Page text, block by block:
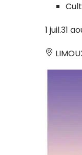
1 juil.31